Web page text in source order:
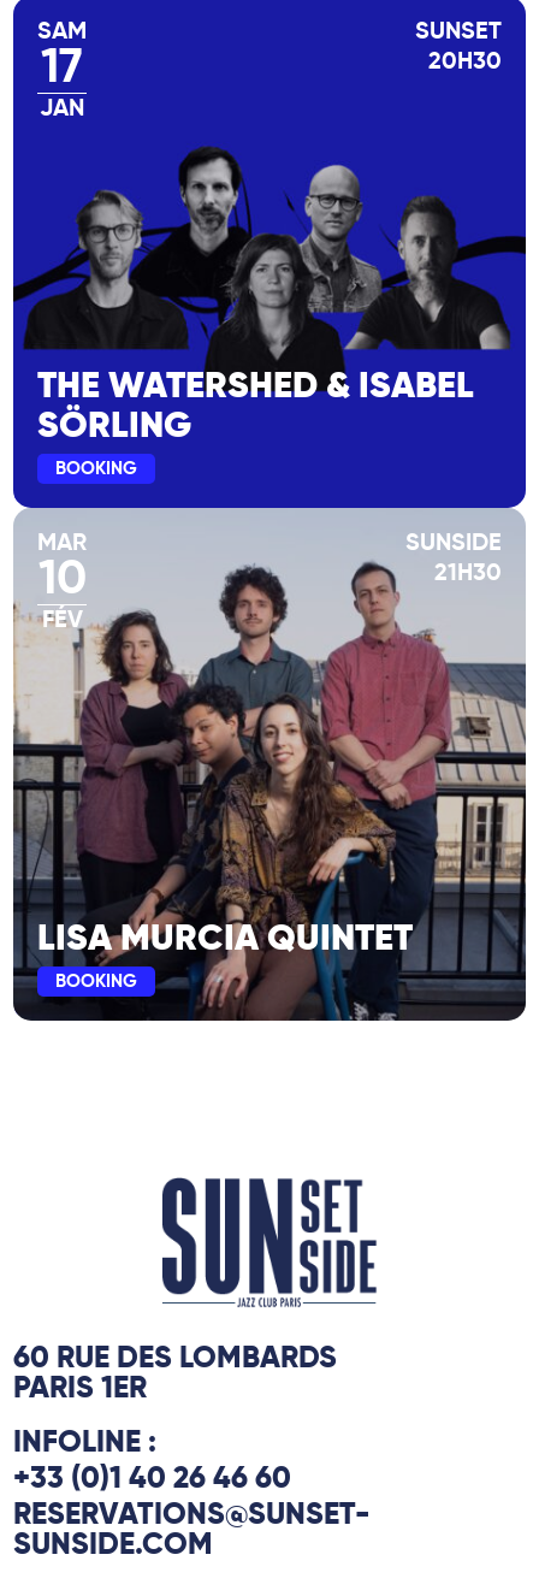
SAM
17
JAN
SUNSET
20H30
THE WATERSHED & ISABEL
SÖRLING
BOOKING
MAR
10
FÉV
SUNSIDE
21H30
LISA MURCIA QUINTET
BOOKING
60 RUE DES LOMBARDS
PARIS 1ER
INFOLINE :
+33 (0)1 40 26 46 60
RESERVATIONS@SUNSET-
SUNSIDE.COM